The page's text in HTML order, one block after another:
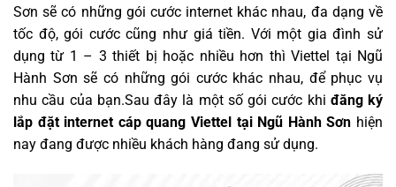
Sơn sẽ có những gói cước internet khác nhau, đa dạng về
tốc độ, gói cước cũng như giá tiền. Với một gia đình sử
dụng từ 1 – 3 thiết bị hoặc nhiều hơn thì Viettel tại Ngũ
Hành Sơn sẽ có những gói cước khác nhau, để phục vụ
nhu cầu của bạn.Sau đây là một số gói cước khi đăng ký
lắp đặt internet cáp quang Viettel tại Ngũ Hành Sơn hiện
nay đang được nhiều khách hàng đang sử dụng.